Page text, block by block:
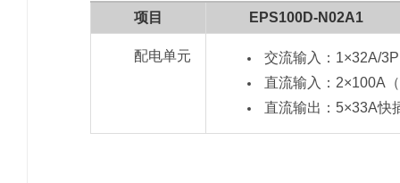
项目 EPS100D-N02A1
配电单元
交流输入：1×32A/
直流输入：2×100A
直流输出：5×33A快